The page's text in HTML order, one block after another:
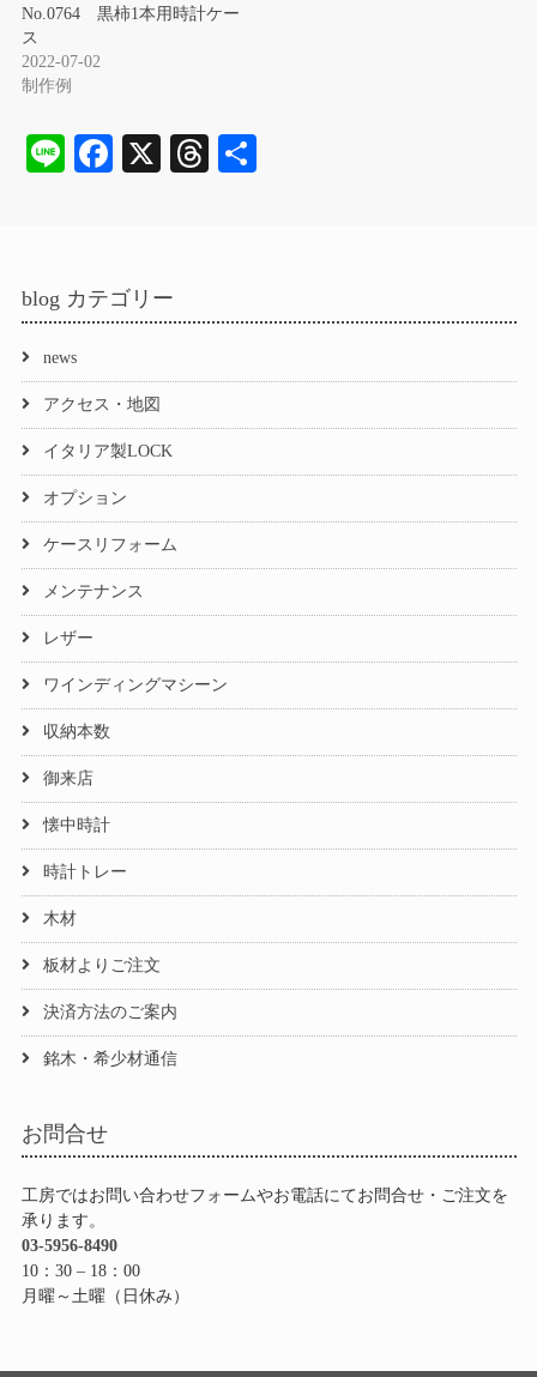
No.0764 黒柿1本用時計ケー
ス
2022-07-02
制作例
Li Fa X T 共
blog カテゴリー
news
アクセス・地図
イタリア製LOCK
オプション
ケースリフォーム
メンテナンス
レザー
ワインディングマシーン
収納本数
御来店
懐中時計
時計トレー
木材
板材よりご注文
決済方法のご案内
銘木・希少材通信
お問合せ
工房ではお問い合わせフォームやお電話にてお問合せ・ご注文を
承ります。
03-5956-8490
10：30 – 18：00
月曜～土曜（日休み）